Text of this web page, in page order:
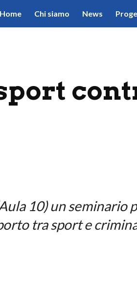
Skip to navigation
Home Chi siamo News
10) un seminario
tra sport e